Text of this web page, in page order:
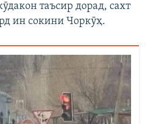
таъсир дорад, сахт
ин сокини Чоркӯҳ.